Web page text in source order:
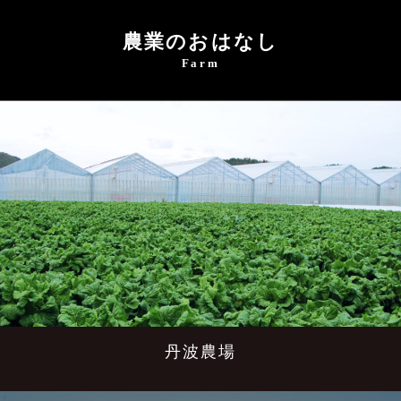
農業のおはなし
Farm
丹波農場